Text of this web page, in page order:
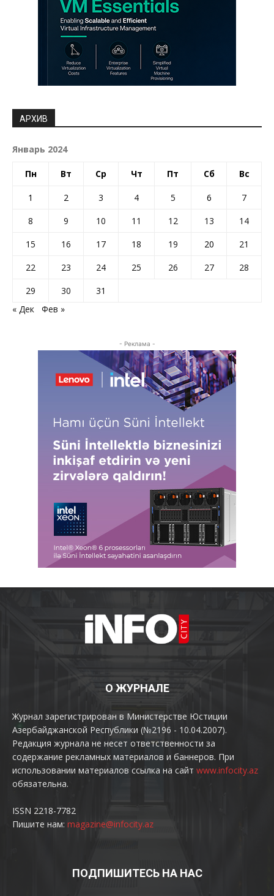
АРХИВ
Январь 2024
Пн Вт Ср Чт Пт Сб Вс
1 2 3 4 5 6
7
8
9 10 11 12 13
14
15
16 17 18 19 20
21
22
23 24 25 26 27
28
29
30
31
« Дек
Фев »
- Реклама -
О ЖУРНАЛЕ
Журнал зарегистрирован в Министерстве Юстиции
Азербайджанской Республики (№2196 - 10.04.2007).
Редакция журнала не несет ответственности за
содержание рекламных материалов и баннеров. При
использовании материалов ссылка на сайт www.infocity.az
обязательна.
ISSN 2218-7782
Пишите нам: magazine@infocity.az
ПОДПИШИТЕСЬ НА НАС